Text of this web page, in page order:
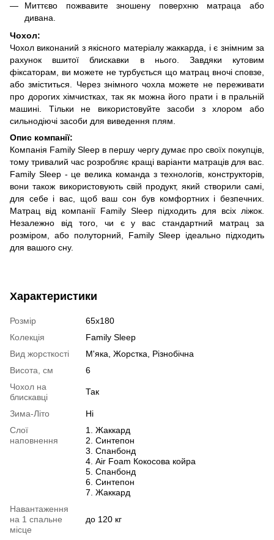
Миттєво пожвавите зношену поверхню матраца або
дивана.
Чохол:
Чохол виконаний з якісного матеріалу жаккарда, і є знімним за
рахунок вшитої блискавки в нього. Завдяки кутовим
фіксаторам, ви можете не турбується що матрац вночі сповзе,
або зміститься. Через знімного чохла можете не переживати
про дорогих хімчистках, так як можна його прати і в пральній
машині. Тільки не використовуйте засоби з хлором або
сильнодіючі засоби для виведення плям.
Опис компанії:
Компанія Family Sleep в першу чергу думає про своїх покупців,
тому тривалий час розробляє кращі варіанти матраців для вас.
Family Sleep - це велика команда з технологів, конструкторів,
вони також використовують свій продукт, який створили самі,
для себе і вас, щоб ваш сон був комфортних і безпечних.
Матрац від компанії Family Sleep підходить для всіх ліжок.
Незалежно від того, чи є у вас стандартний матрац за
розміром, або полуторний, Family Sleep ідеально підходить
для вашого сну.
Характеристики
Розмір
65х180
Колекція
Family Sleep
Вид жорсткості
М'яка, Жорстка, Різнобічна
Висота, см
6
Чохол на
блискавці
Так
Зима-Літо
Ні
Слої
наповнення
1. Жаккард
2. Синтепон
3. Спанбонд
4. Air Foam Кокосова койра
5. Спанбонд
6. Синтепон
7. Жаккард
Навантаження
на 1 спальне
місце
до 120 кг